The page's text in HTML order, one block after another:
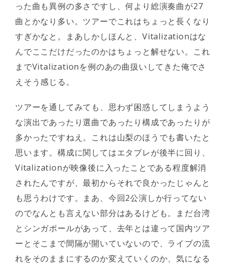
った曲も異例の多さですし、何より総演奏曲が27
曲とかなり多い。ツアーでこれはちょっと長くなり
すぎかなと。まあしかしほんと、Vitalizationはな
んでここだけだったのかはちょっと解せない。これ
までVitalizationを例のあの曲扱いしてきた俺でさ
えそう感じる。
ツアーを通してみても、思わず困惑してしまうよう
な演出であったり選曲であったり構成であったりが
多かったですねえ。これは山梨のほうでも書いたと
思います。構成に関してはエタブレが後半に回り、
Vitalizationが映像後に入ったことである程度解消
されたんですが、最初からそれで良かったじゃんと
も思うわけです。まあ、今回2公演しか行ってない
のでなんとも言えない部分はあるけども。まだ台湾
とシンガポールがあって、去年とは違って国内ツア
ーとそこまで間隔が開いていないので、ライブの流
れをそのままにするのか変えていくのか、気になる